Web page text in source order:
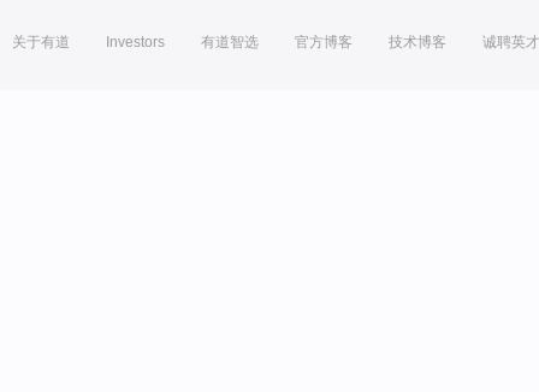
关于有道 Investors 有道智选 官方博客 技术博客 诚聘英才